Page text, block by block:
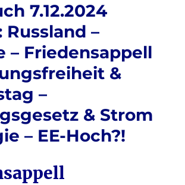
7.12.2024
–
– Friedensappell
&
–
& Strom
– EE-Hoch?!